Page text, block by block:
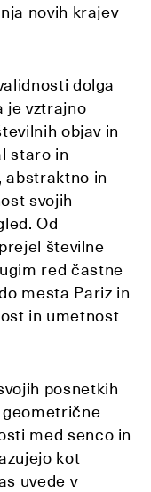
novih krajev
dolga
je vztrajno
objav in
staro in
abstraktno in
svojih
Od
številne
red častne
mesta Pariz in
in umetnost
posnetkih
med senco in
kot
uvede v